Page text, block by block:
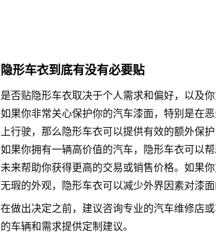
隐形车衣到底有没有必要贴
是否贴隐形车衣取决于个人需求和偏好，以及
如果你非常关心保护你的汽车漆面，特别是在
上行驶，那么隐形车衣可以提供有效的额外保
如果你拥有一辆高价值的汽车，隐形车衣可以
未来帮助你获得更高的交易或销售价格。如果
无瑕的外观，隐形车衣可以减少外界因素对漆
在做出决定之前，建议咨询专业的汽车维修店
的车辆和需求提供定制建议。